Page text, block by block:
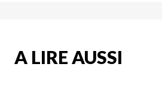
A LIRE AUSSI